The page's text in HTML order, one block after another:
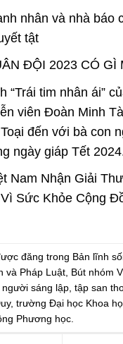
nhân và nhà báo
tật
ĐỘI 2023 CÓ GÌ
“Trái tim nhân ái”
viên Đoàn Minh
đến với bà con
ngày giáp Tết
Nam Nhận Giải
Sức Khỏe Cộng
đăng trong Bản lĩnh
và Pháp Luật Bút nhóm
người sáng lập tập san
, trường Đại học Khoa
Phương học